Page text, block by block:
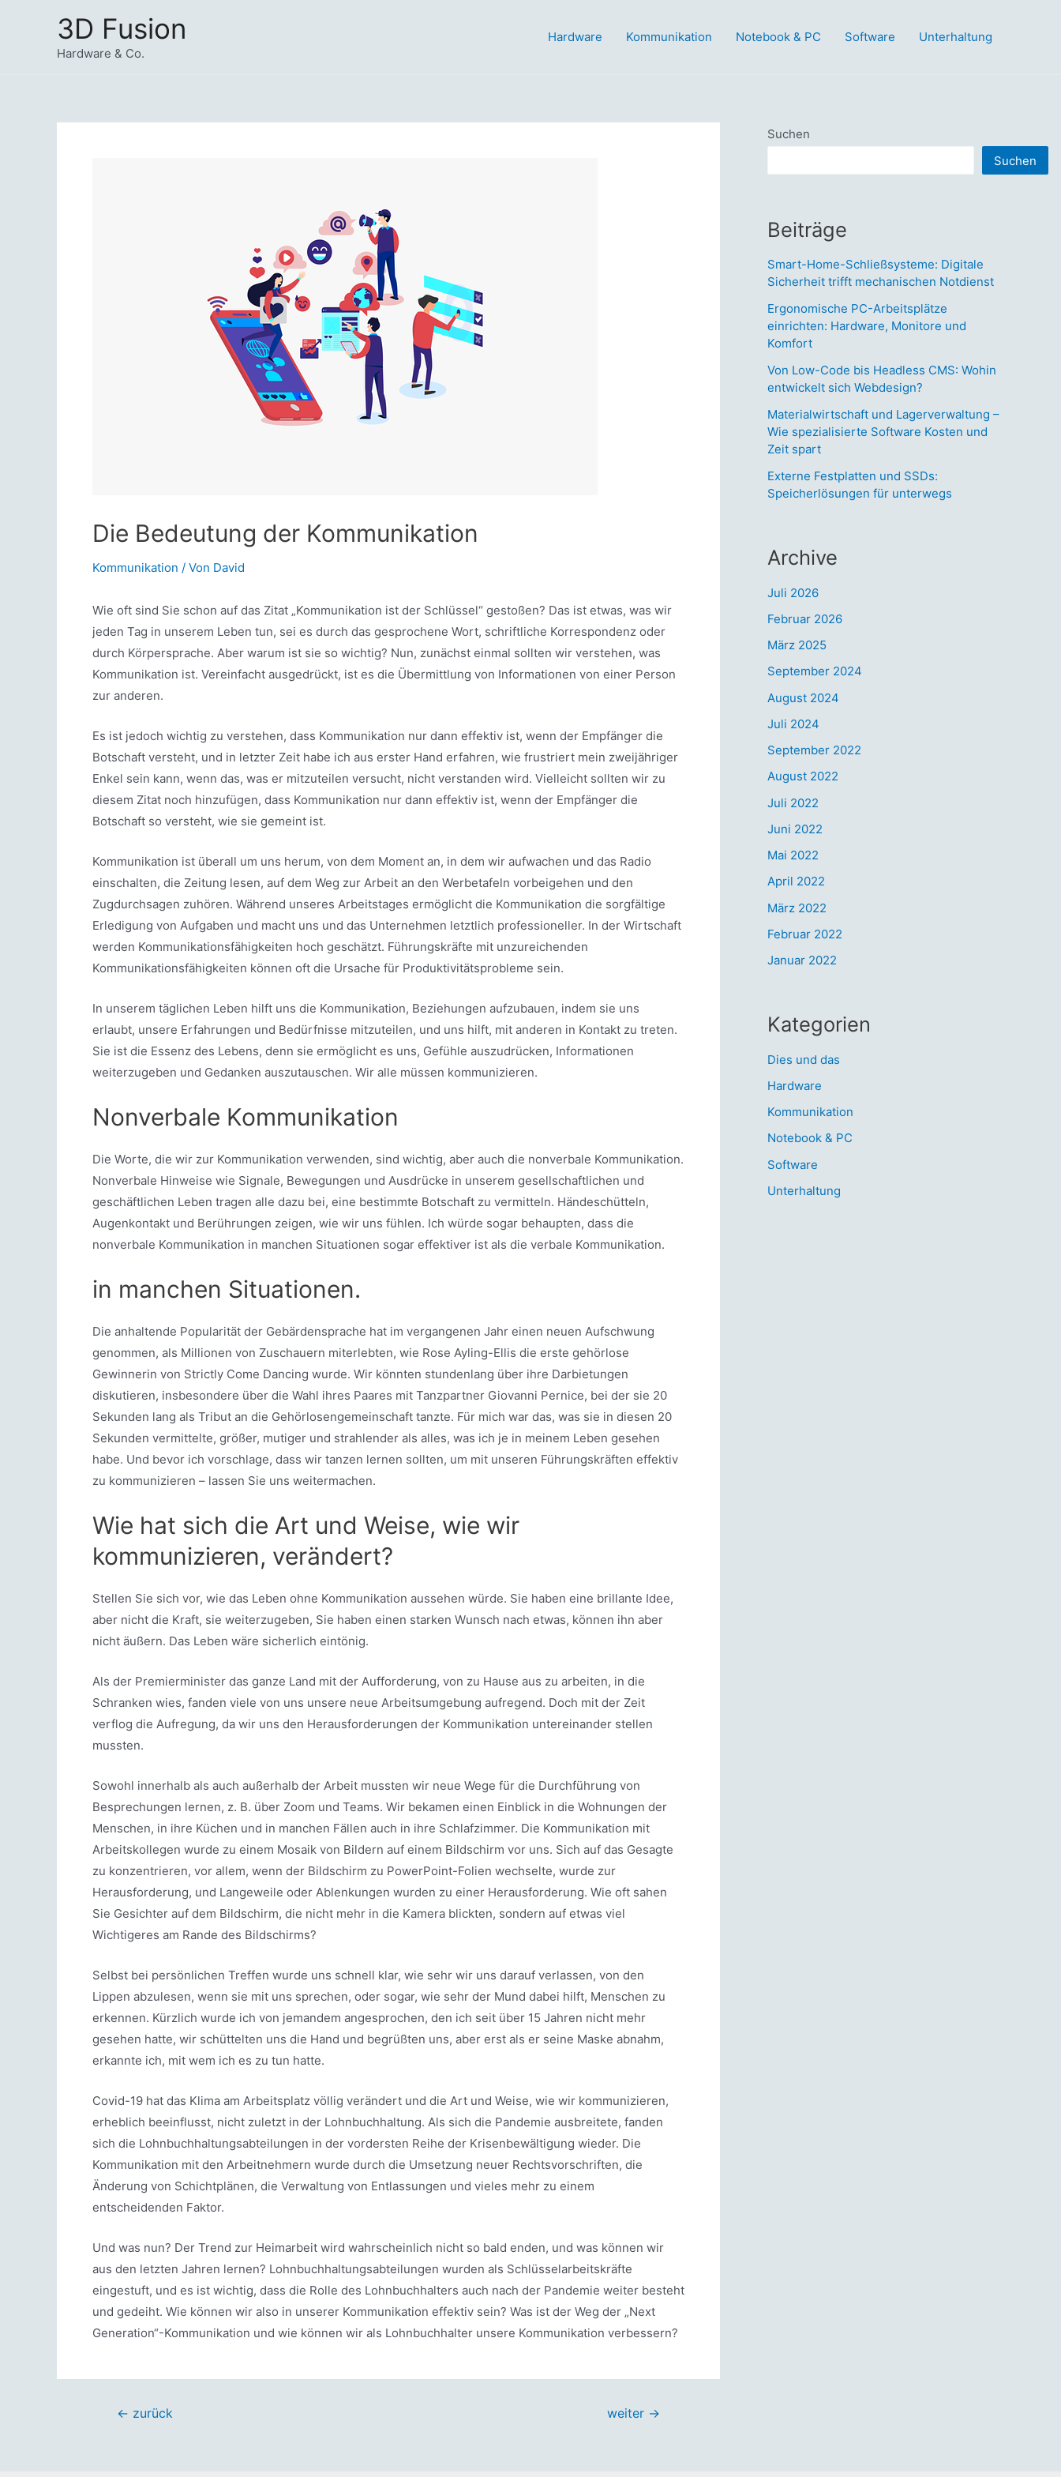
3D Fusion
Hardware & Co.
Hardware Kommunikation Notebook & PC Software Unterhaltung
Die Bedeutung der Kommunikation
Kommunikation / Von David
Wie oft sind Sie schon auf das Zitat „Kommunikation ist der Schlüssel“ gestoßen? Das ist etwas, was wir
jeden Tag in unserem Leben tun, sei es durch das gesprochene Wort, schriftliche Korrespondenz oder
durch Körpersprache. Aber warum ist sie so wichtig? Nun, zunächst einmal sollten wir verstehen, was
Kommunikation ist. Vereinfacht ausgedrückt, ist es die Übermittlung von Informationen von einer Person
zur anderen.
Es ist jedoch wichtig zu verstehen, dass Kommunikation nur dann effektiv ist, wenn der Empfänger die
Botschaft versteht, und in letzter Zeit habe ich aus erster Hand erfahren, wie frustriert mein zweijähriger
Enkel sein kann, wenn das, was er mitzuteilen versucht, nicht verstanden wird. Vielleicht sollten wir zu
diesem Zitat noch hinzufügen, dass Kommunikation nur dann effektiv ist, wenn der Empfänger die
Botschaft so versteht, wie sie gemeint ist.
Kommunikation ist überall um uns herum, von dem Moment an, in dem wir aufwachen und das Radio
einschalten, die Zeitung lesen, auf dem Weg zur Arbeit an den Werbetafeln vorbeigehen und den
Zugdurchsagen zuhören. Während unseres Arbeitstages ermöglicht die Kommunikation die sorgfältige
Erledigung von Aufgaben und macht uns und das Unternehmen letztlich professioneller. In der Wirtschaft
werden Kommunikationsfähigkeiten hoch geschätzt. Führungskräfte mit unzureichenden
Kommunikationsfähigkeiten können oft die Ursache für Produktivitätsprobleme sein.
In unserem täglichen Leben hilft uns die Kommunikation, Beziehungen aufzubauen, indem sie uns
erlaubt, unsere Erfahrungen und Bedürfnisse mitzuteilen, und uns hilft, mit anderen in Kontakt zu treten.
Sie ist die Essenz des Lebens, denn sie ermöglicht es uns, Gefühle auszudrücken, Informationen
weiterzugeben und Gedanken auszutauschen. Wir alle müssen kommunizieren.
Nonverbale Kommunikation
Die Worte, die wir zur Kommunikation verwenden, sind wichtig, aber auch die nonverbale Kommunikation.
Nonverbale Hinweise wie Signale, Bewegungen und Ausdrücke in unserem gesellschaftlichen und
geschäftlichen Leben tragen alle dazu bei, eine bestimmte Botschaft zu vermitteln. Händeschütteln,
Augenkontakt und Berührungen zeigen, wie wir uns fühlen. Ich würde sogar behaupten, dass die
nonverbale Kommunikation in manchen Situationen sogar effektiver ist als die verbale Kommunikation.
in manchen Situationen.
Die anhaltende Popularität der Gebärdensprache hat im vergangenen Jahr einen neuen Aufschwung
genommen, als Millionen von Zuschauern miterlebten, wie Rose Ayling-Ellis die erste gehörlose
Gewinnerin von Strictly Come Dancing wurde. Wir könnten stundenlang über ihre Darbietungen
diskutieren, insbesondere über die Wahl ihres Paares mit Tanzpartner Giovanni Pernice, bei der sie 20
Sekunden lang als Tribut an die Gehörlosengemeinschaft tanzte. Für mich war das, was sie in diesen 20
Sekunden vermittelte, größer, mutiger und strahlender als alles, was ich je in meinem Leben gesehen
habe. Und bevor ich vorschlage, dass wir tanzen lernen sollten, um mit unseren Führungskräften effektiv
zu kommunizieren – lassen Sie uns weitermachen.
Wie hat sich die Art und Weise, wie wir
kommunizieren, verändert?
Stellen Sie sich vor, wie das Leben ohne Kommunikation aussehen würde. Sie haben eine brillante Idee,
aber nicht die Kraft, sie weiterzugeben, Sie haben einen starken Wunsch nach etwas, können ihn aber
nicht äußern. Das Leben wäre sicherlich eintönig.
Als der Premierminister das ganze Land mit der Aufforderung, von zu Hause aus zu arbeiten, in die
Schranken wies, fanden viele von uns unsere neue Arbeitsumgebung aufregend. Doch mit der Zeit
verflog die Aufregung, da wir uns den Herausforderungen der Kommunikation untereinander stellen
mussten.
Sowohl innerhalb als auch außerhalb der Arbeit mussten wir neue Wege für die Durchführung von
Besprechungen lernen, z. B. über Zoom und Teams. Wir bekamen einen Einblick in die Wohnungen der
Menschen, in ihre Küchen und in manchen Fällen auch in ihre Schlafzimmer. Die Kommunikation mit
Arbeitskollegen wurde zu einem Mosaik von Bildern auf einem Bildschirm vor uns. Sich auf das Gesagte
zu konzentrieren, vor allem, wenn der Bildschirm zu PowerPoint-Folien wechselte, wurde zur
Herausforderung, und Langeweile oder Ablenkungen wurden zu einer Herausforderung. Wie oft sahen
Sie Gesichter auf dem Bildschirm, die nicht mehr in die Kamera blickten, sondern auf etwas viel
Wichtigeres am Rande des Bildschirms?
Selbst bei persönlichen Treffen wurde uns schnell klar, wie sehr wir uns darauf verlassen, von den
Lippen abzulesen, wenn sie mit uns sprechen, oder sogar, wie sehr der Mund dabei hilft, Menschen zu
erkennen. Kürzlich wurde ich von jemandem angesprochen, den ich seit über 15 Jahren nicht mehr
gesehen hatte, wir schüttelten uns die Hand und begrüßten uns, aber erst als er seine Maske abnahm,
erkannte ich, mit wem ich es zu tun hatte.
Covid-19 hat das Klima am Arbeitsplatz völlig verändert und die Art und Weise, wie wir kommunizieren,
erheblich beeinflusst, nicht zuletzt in der Lohnbuchhaltung. Als sich die Pandemie ausbreitete, fanden
sich die Lohnbuchhaltungsabteilungen in der vordersten Reihe der Krisenbewältigung wieder. Die
Kommunikation mit den Arbeitnehmern wurde durch die Umsetzung neuer Rechtsvorschriften, die
Änderung von Schichtplänen, die Verwaltung von Entlassungen und vieles mehr zu einem
entscheidenden Faktor.
Und was nun? Der Trend zur Heimarbeit wird wahrscheinlich nicht so bald enden, und was können wir
aus den letzten Jahren lernen? Lohnbuchhaltungsabteilungen wurden als Schlüsselarbeitskräfte
eingestuft, und es ist wichtig, dass die Rolle des Lohnbuchhalters auch nach der Pandemie weiter besteht
und gedeiht. Wie können wir also in unserer Kommunikation effektiv sein? Was ist der Weg der „Next
Generation“-Kommunikation und wie können wir als Lohnbuchhalter unsere Kommunikation verbessern?
Beitragsnavigation
← zurück weiter →
Suchen
Suchen
Beiträge
Smart-Home-Schließsysteme: Digitale
Sicherheit trifft mechanischen Notdienst
Ergonomische PC-Arbeitsplätze
einrichten: Hardware, Monitore und
Komfort
Von Low-Code bis Headless CMS: Wohin
entwickelt sich Webdesign?
Materialwirtschaft und Lagerverwaltung –
Wie spezialisierte Software Kosten und
Zeit spart
Externe Festplatten und SSDs:
Speicherlösungen für unterwegs
Archive
Juli 2026
Februar 2026
März 2025
September 2024
August 2024
Juli 2024
September 2022
August 2022
Juli 2022
Juni 2022
Mai 2022
April 2022
März 2022
Februar 2022
Januar 2022
Kategorien
Dies und das
Hardware
Kommunikation
Notebook & PC
Software
Unterhaltung